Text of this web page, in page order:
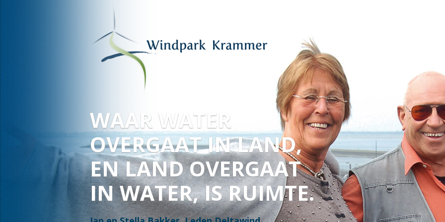
VOOR HAAR
EN ONZE
TOEKOMST
Fred Warbroek, lid Deltawind